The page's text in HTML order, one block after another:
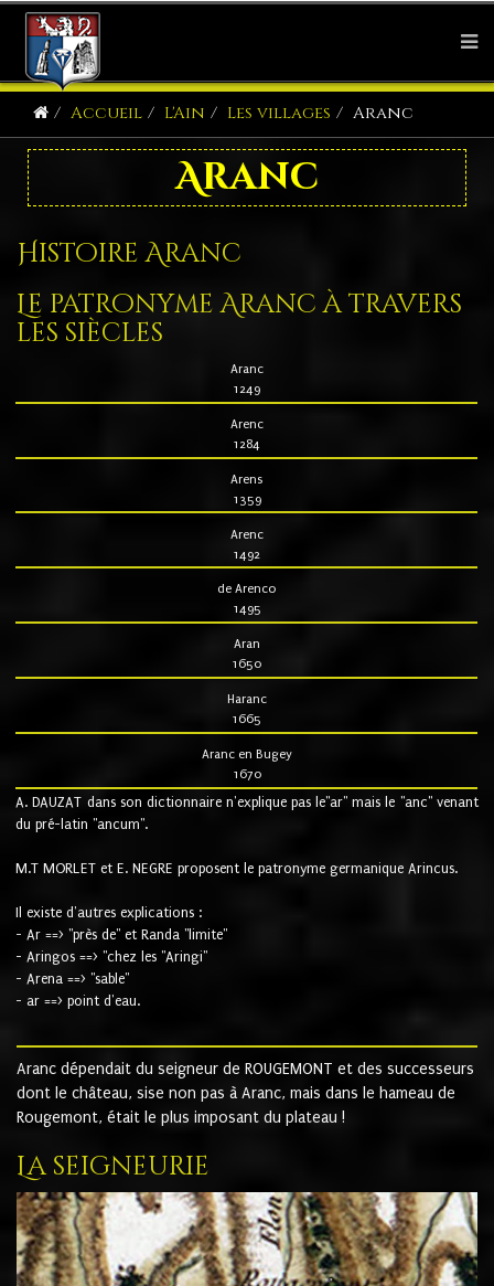
Accueil L'Ain Les villages Aranc
Aranc
Histoire Aranc
Le patronyme Aranc à travers
les siècles
Aranc
1249
Arenc
1284
Arens
1359
Arenc
1492
de Arenco
1495
Aran
1650
Haranc
1665
Aranc en Bugey
1670
A. DAUZAT dans son dictionnaire n'explique pas le"ar" mais le "anc" venant
du pré-latin "ancum".
M.T MORLET et E. NEGRE proposent le patronyme germanique Arincus.
Il existe d'autres explications :
- Ar ==> "près de" et Randa "limite"
- Aringos ==> "chez les "Aringi"
- Arena ==> "sable"
- ar ==> point d'eau.
Aranc dépendait du seigneur de ROUGEMONT et des successeurs
dont le château, sise non pas à Aranc, mais dans le hameau de
Rougemont, était le plus imposant du plateau !
La seigneurie